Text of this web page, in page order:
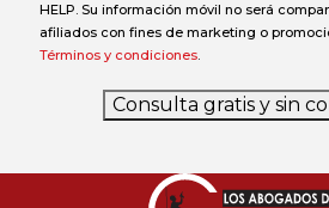
HELP. Su información móvil no será
afiliados con fines de marketing o
Términos y condiciones.
Consulta gratis y sin